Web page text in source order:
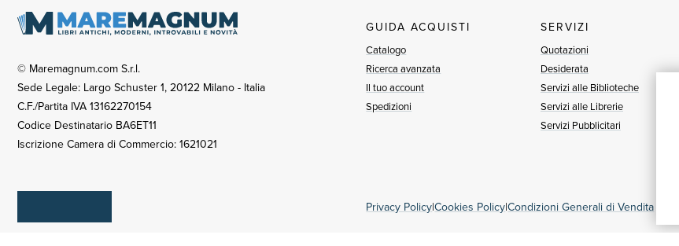
© Maremagnum.com S.r.l.
Sede Legale: Largo Schuster 1, 20122 Milano - Italia
C.F./Partita IVA 13162270154
Codice Destinatario BA6ET11
Iscrizione Camera di Commercio: 1621021
GUIDA ACQUISTI
Catalogo
Ricerca avanzata
Il tuo account
Spedizioni
SERVIZI
Quotazioni
Desiderata
Servizi alle Biblioteche
Servizi alle Librerie
Servizi Pubblicitari
Privacy Policy|Cookies Policy|Condizioni Generali di Vendita